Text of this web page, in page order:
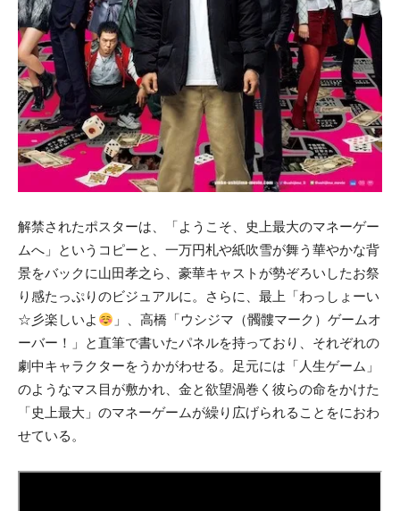
解禁されたポスターは、「ようこそ、史上最大のマネーゲー
ムへ」というコピーと、一万円札や紙吹雪が舞う華やかな背
景をバックに山田孝之ら、豪華キャストが勢ぞろいしたお祭
り感たっぷりのビジュアルに。さらに、最上「わっしょーい
☆彡楽しいよ
」、高橋「ウシジマ（髑髏マーク）ゲームオ
ーバー！」と直筆で書いたパネルを持っており、それぞれの
劇中キャラクターをうかがわせる。足元には「人生ゲーム」
のようなマス目が敷かれ、金と欲望渦巻く彼らの命をかけた
「史上最大」のマネーゲームが繰り広げられることをにおわ
せている。